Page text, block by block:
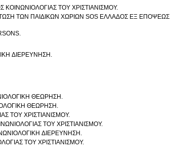
ΤΟΥ ΧΡΙΣΤΙΑΝΙΣΜΟΥ.
ΤΩΝ ΠΑΙΔΙΚΩΝ ΧΩΡΙΩΝ SOS ΕΛΛΑΔΟΣ ΕΞ ΕΠΟΨΕΩΣ
ΔΙΕΡΕΥΝΗΣΗ.
ΘΕΩΡΗΣΗ.
ΘΕΩΡΗΣΗ.
ΤΟΥ ΧΡΙΣΤΙΑΝΙΣΜΟΥ.
ΤΟΥ ΧΡΙΣΤΙΑΝΙΣΜΟΥ.
ΔΙΕΡΕΥΝΗΣΗ.
ΤΟΥ ΧΡΙΣΤΙΑΝΙΣΜΟΥ.